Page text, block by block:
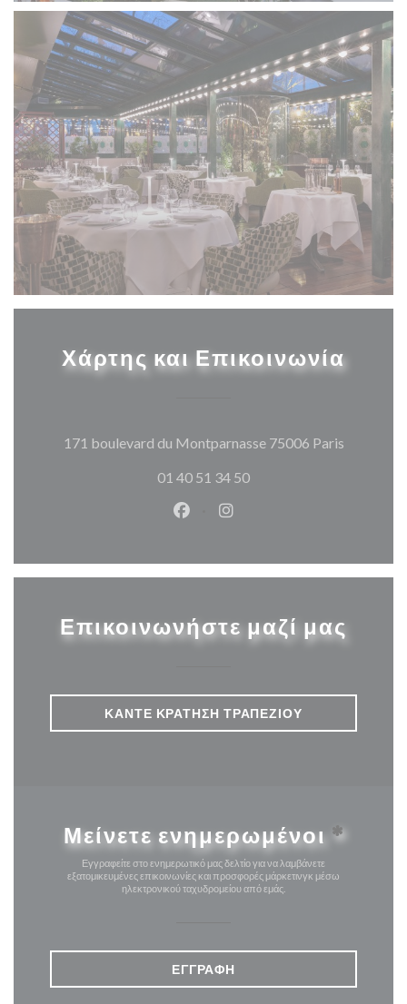
Χάρτης και Επικοινωνία
171 boulevard du Montparnasse 75006 Paris
01 40 51 34 50
Facebook ((ανοίγει σε νέο
Instagram ((ανοίγει σε
Επικοινωνήστε μαζί μας
ΚΆΝΤΕ ΚΡΆΤΗΣΗ ΤΡΑΠΕΖΙΟΎ
Μείνετε ενημερωμένοι *
Εγγραφείτε στο ενημερωτικό μας δελτίο για να λαμβάνετε
εξατομικευμένες επικοινωνίες και προσφορές μάρκετινγκ μέσω
ηλεκτρονικού ταχυδρομείου από εμάς.
ΕΓΓΡΑΦΉ